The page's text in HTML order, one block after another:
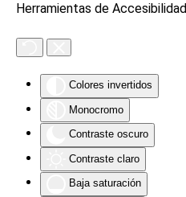
Herramientas de Accesibilidad
Colores invertidos
Monocromo
Contraste oscuro
Contraste claro
Baja saturación